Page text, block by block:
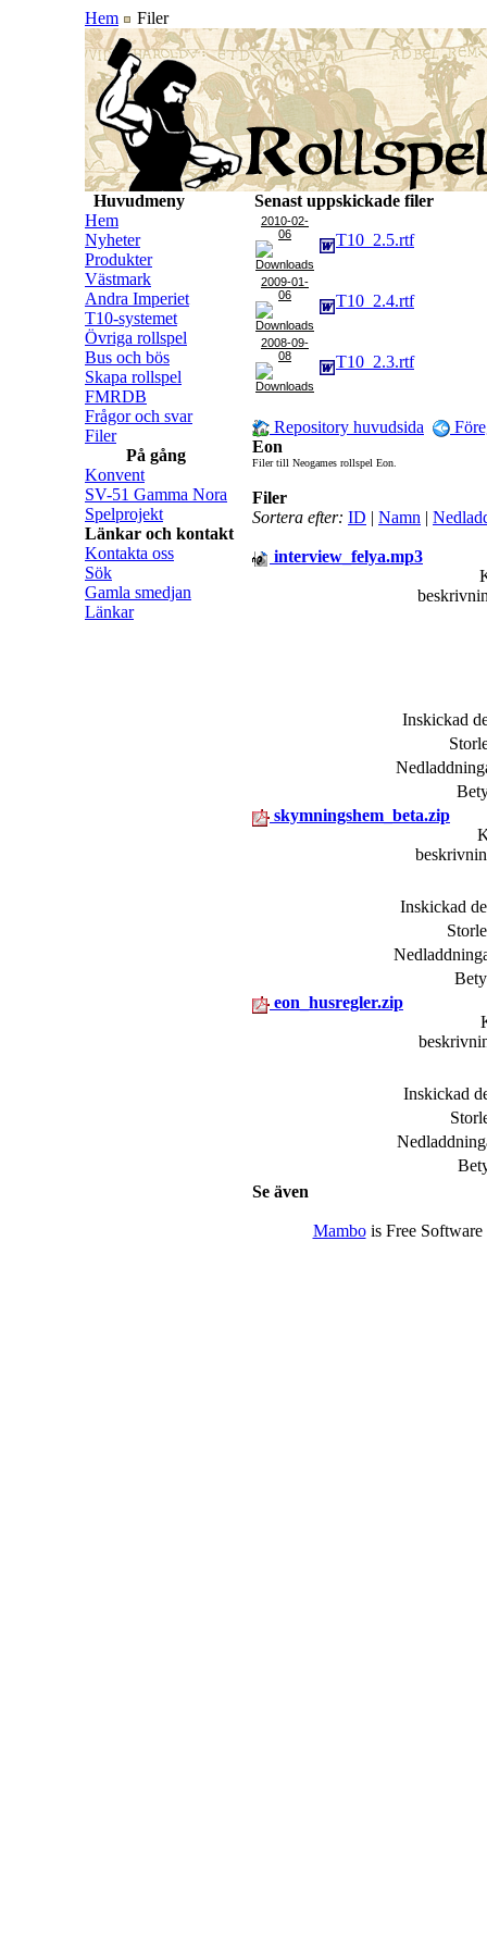
Hem Filer
Huvudmeny
Hem
Nyheter
Produkter
Västmark
Andra Imperiet
T10-systemet
Övriga rollspel
Bus och bös
Skapa rollspel
FMRDB
Frågor och svar
Filer
På gång
Konvent
SV-51 Gamma Nora
Spelprojekt
Länkar och kontakt
Kontakta oss
Sök
Gamla smedjan
Länkar
Senast uppskickade filer
2010-02-
06
T10_2.5.rtf
2009-01-
06
T10_2.4.rtf
2008-09-
08
T10_2.3.rtf
Repository huvudsida
Eon
Filer till Neogames rollspel Eon.
Filer
Sortera efter: ID | Namn |
interview_felya.mp3
Inskickad
skymningshem_beta.zip
Inskickad
eon_husregler.zip
Inskickad
Se även
Mambois Free Software